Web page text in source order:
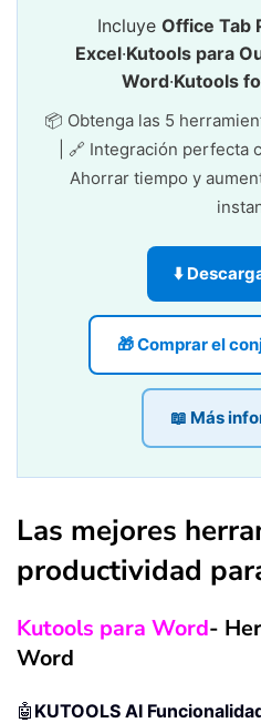
Incluye Office Tab
Excel·Kutools para
Word·Kutools
📦 Obtenga las 5
| 🔗 Integración perfecta
Ahorrar tiempo y
⬇️
🎁 Comprar el
📖 Más
Las mejores
productividad
Kutools para Word-
Word
🤖 KUTOOLS AI